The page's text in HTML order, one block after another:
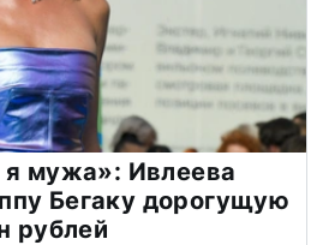
я мужа»: Ивлеева
Бегаку дорогущую
рублей